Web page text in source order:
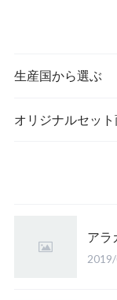
生産国から選ぶ
オリジナルセット
アラ